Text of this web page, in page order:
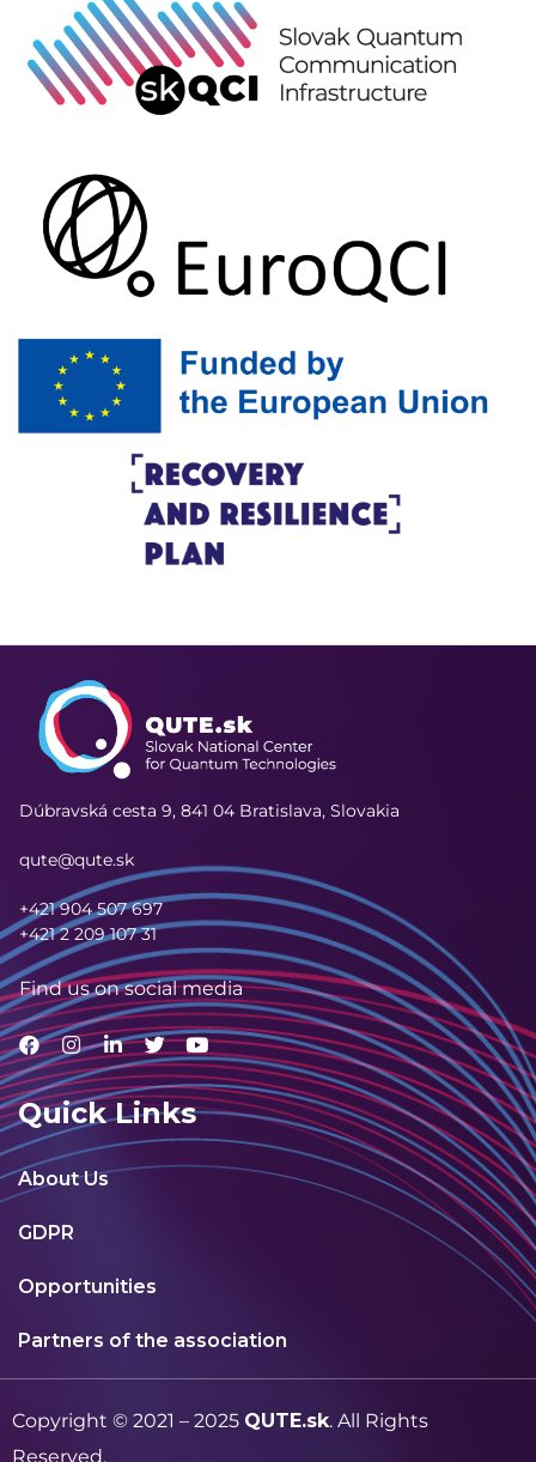
Dúbravská cesta 9, 841 04 Bratislava, Slovakia
qute@qute.sk
+421 904 507 697
+421 2 209 107 31
Find us on social media
Quick Links
About Us
GDPR
Opportunities
Partners of the association
Copyright © 2021 – 2025 QUTE.sk. All Rights
Reserved.